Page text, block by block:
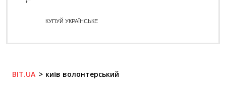
КУПУЙ УКРАЇНСЬКЕ
BIT.UA київ волонтерський